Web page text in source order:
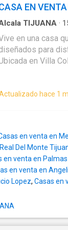
Características - 183 m² de construcción aproximados -
Cochera eléctrica
excelente
- Construcción en
excelente
brindar
con
cubo de luz y
con
para tus
EN
TIJUANA ·
en una casa
para
en Villa
con
tándem - Área de lavado Uno de los mayores
es su
- Asador
el estadio Equipamiento y valor agregado: - Se vende con
de
-
hace 1
en venta en
Del Monte
en venta en
en venta en
Lopez, Casas en